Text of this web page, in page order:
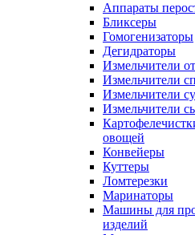
Аппараты
Бликсеры
Гомогенизаторы
Дегидраторы
Измельчители
Измельчители
Измельчители
Измельчители
овощей
Конвейеры
Куттеры
Ломтерезки
Маринаторы
Машины для
изделий